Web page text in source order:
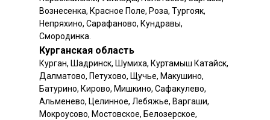
Курганская область
Вознесенка, Красное Поле, Роза, Тургояк,
Непряхино, Сарафаново, Кундравы,
Смородинка.
Курган, Шадринск, Шумиха, Куртамыш Катайск,
Далматово, Петухово, Щучье, Макушино,
Батурино, Кирово, Мишкино, Сафакулево,
Альменево, Целинное, Лебяжье, Варгаши,
Мокроусово, Мостовское, Белозерское,